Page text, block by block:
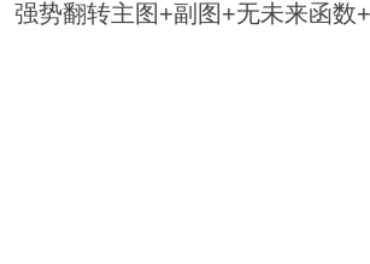
强势翻转主图+副图+无未来函数